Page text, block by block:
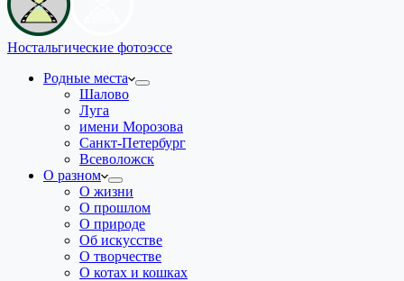
Ностальгические фотоэссе
Родные места
Шалово
Луга
имени Морозова
Санкт-Петербург
Всеволожск
О разном
О жизни
О прошлом
О природе
Об искусстве
О творчестве
О котах и кошках